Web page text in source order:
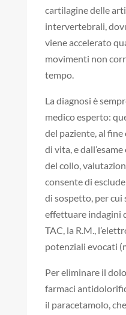
cartilagine delle
intervertebrali,
viene accelerato
movimenti non
tempo.
La diagnosi è
medico esperto:
del paziente, al
di vita, e
del collo,
consente di
di sospetto, per cui
effettuare indagini
TAC, la R.M.,
potenziali evocati
Per eliminare il
farmaci
il paracetamolo,